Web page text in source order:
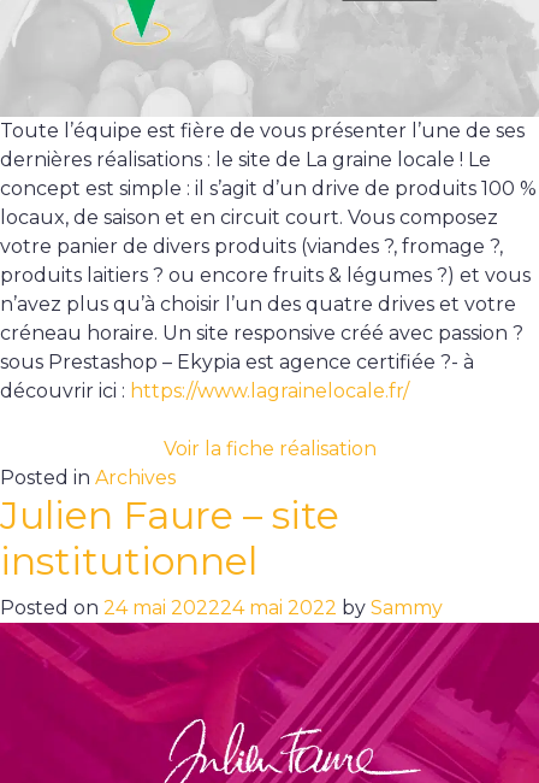
Toute l’équipe est fière de vous présenter l’une de ses
dernières réalisations : le site de La graine locale ! Le
concept est simple : il s’agit d’un drive de produits 100 %
locaux, de saison et en circuit court. Vous composez
votre panier de divers produits (viandes ?, fromage ?,
produits laitiers ? ou encore fruits & légumes ?) et vous
n’avez plus qu’à choisir l’un des quatre drives et votre
créneau horaire. Un site responsive créé avec passion ?
sous Prestashop – Ekypia est agence certifiée ?- à
découvrir ici : https://www.lagrainelocale.fr/
Voir la fiche réalisation
Posted in Archives
Julien Faure – site
institutionnel
Posted on 24 mai 202224 mai 2022 by Sammy